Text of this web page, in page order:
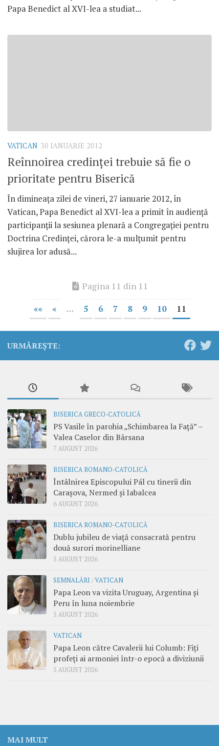
Papa Benedict al XVI-lea a studiat...
VATICAN 30 IANUARIE 2012
Reînnoirea credinţei trebuie să fie o
prioritate pentru Biserică
În dimineaţa zilei de vineri, 27 ianuarie 2012, în
Vatican, Papa Benedict al XVI-lea a primit în audienţă
participanţii la sesiunea plenară a Congregaţiei pentru
Doctrina Credinţei, cărora le-a mulţumit pentru
slujirea lor adusă...
Pagina 11 din 11
«« « ... 5 6 7 8 9 10 11
URMĂREȘTE:
BISERICA GRECO-CATOLICĂ
PS Vasile în parohia „Schimbarea la Față” –
Valea Caselor din Bârsana
7 AUGUST 2026
BISERICA ROMANO-CATOLICĂ
Întâlnirea Episcopului Pál cu tinerii din
Carașova, Nermed și Iabalcea
6 AUGUST 2026
BISERICA ROMANO-CATOLICĂ
Dublu jubileu de viață consacrată pentru
două surori morinelliane
5 AUGUST 2026
SEMNALĂRI /VATICAN
Papa Leon va vizita Uruguay, Argentina și
Peru în luna noiembrie
5 AUGUST 2026
VATICAN
Papa Leon către Cavalerii lui Columb: Fiți
profeți ai armoniei într-o epocă a diviziunii
5 AUGUST 2026
MAI MULT